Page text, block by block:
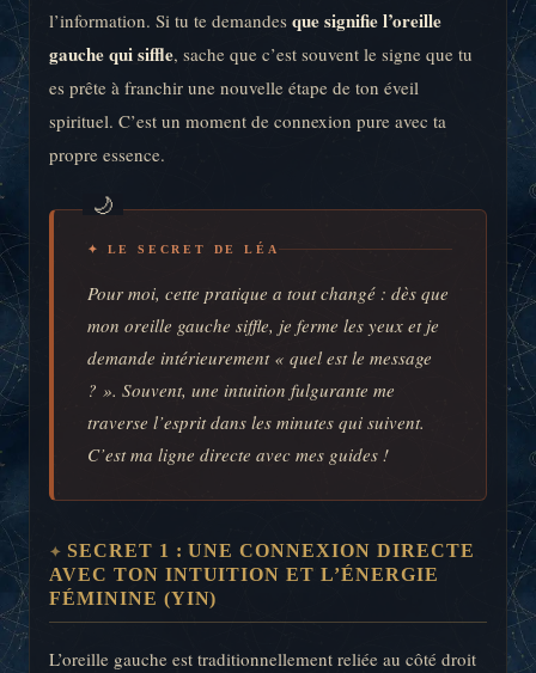
l’information. Si tu te demandes que signifie l’oreille
gauche qui siffle, sache que c’est souvent le signe que tu
es prête à franchir une nouvelle étape de ton éveil
spirituel. C’est un moment de connexion pure avec ta
propre essence.
✦ LE SECRET DE LÉA
Pour moi, cette pratique a tout changé : dès que
mon oreille gauche siffle, je ferme les yeux et je
demande intérieurement « quel est le message
? ». Souvent, une intuition fulgurante me
traverse l’esprit dans les minutes qui suivent.
C’est ma ligne directe avec mes guides !
SECRET 1 : UNE CONNEXION DIRECTE
AVEC TON INTUITION ET L’ÉNERGIE
FÉMININE (YIN)
L’oreille gauche est traditionnellement reliée au côté droit